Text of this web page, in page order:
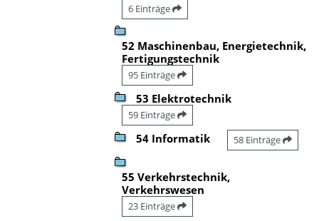
6 Einträge
52 Maschinenbau, Energietechnik,
Fertigungstechnik
95 Einträge
53 Elektrotechnik
59 Einträge
54 Informatik 58 Einträge
55 Verkehrstechnik,
Verkehrswesen
23 Einträge